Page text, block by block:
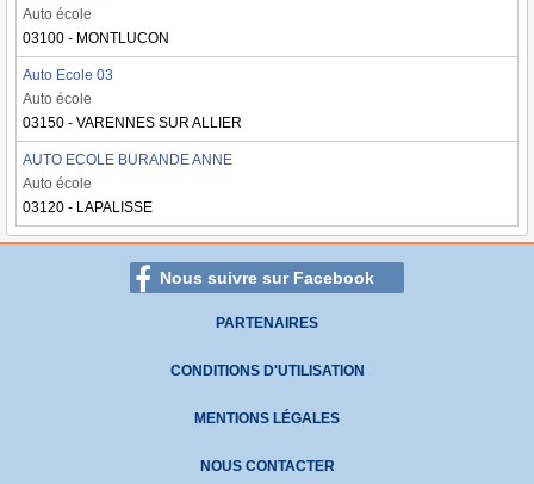
Auto école
03100 - MONTLUCON
Auto Ecole 03
Auto école
03150 - VARENNES SUR ALLIER
AUTO ECOLE BURANDE ANNE
Auto école
03120 - LAPALISSE
Nous suivre sur Facebook
PARTENAIRES
CONDITIONS D'UTILISATION
MENTIONS LÉGALES
NOUS CONTACTER